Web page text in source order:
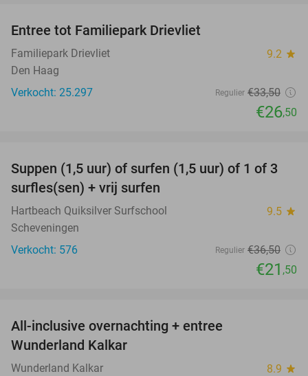
Entree tot Familiepark Drievliet
Familiepark Drievliet 9.2 star
Den Haag
Verkocht: 25.297
Regulier €33,50
€26,50
41%
Suppen (1,5 uur) of surfen (1,5 uur) of 1 of 3
surfles(sen) + vrij surfen
Hartbeach Quiksilver Surfschool 9.5 star
Scheveningen
Verkocht: 576
Regulier €36,50
€21 ,50
All-inclusive overnachting + entree
Wunderland Kalkar
Wunderland Kalkar 8.9 star